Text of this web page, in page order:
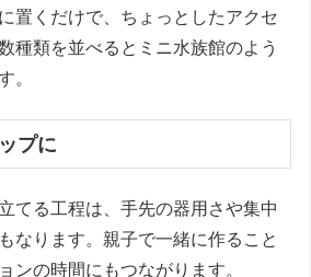
置くだけで、ちょっとしたアクセ
種類を並べるとミニ水族館のよう
。
プに
てる工程は、手先の器用さや集中
なります。親子で一緒に作ること
ンの時間にもつながります。